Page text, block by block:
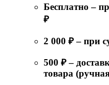
Бесплатно –
₽
2 000 ₽ – при
500 ₽ –
товара